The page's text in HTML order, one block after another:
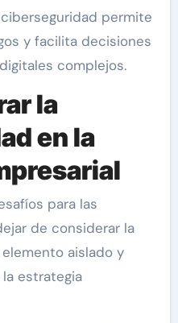
permite
y facilita decisiones
complejos.
la
en la
para las
de considerar la
aislado y
estrategia